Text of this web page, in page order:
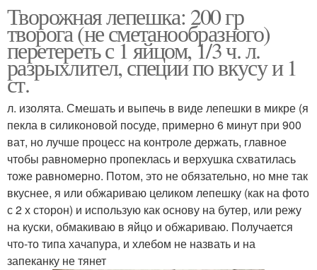
Творожная лепешка: 200 гр
творога (не сметанообразного)
перетереть с 1 яйцом, 1/3 ч. л.
разрыхлител, специи по вкусу и 1
ст.
л. изолята. Смешать и выпечь в виде лепешки в микре (я
пекла в силиконовой посуде, примерно 6 минут при 900
ват, но лучше процесс на контроле держать, главное
чтобы равномерно пропеклась и верхушка схватилась
тоже равномерно. Потом, это не обязательно, но мне так
вкуснее, я или обжариваю целиком лепешку (как на фото
с 2 х сторон) и использую как основу на бутер, или режу
на куски, обмакиваю в яйцо и обжариваю. Получается
что-то типа хачапура, и хлебом не назвать и на
запеканку не тянет